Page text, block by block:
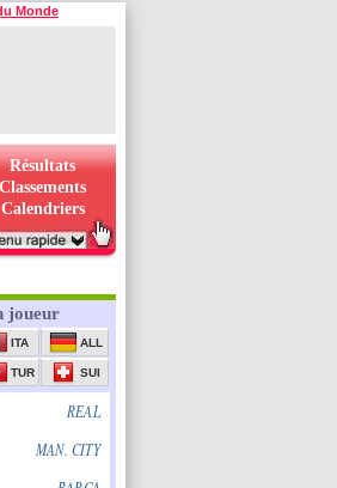
Monde
Résultats
Classements
Calendriers